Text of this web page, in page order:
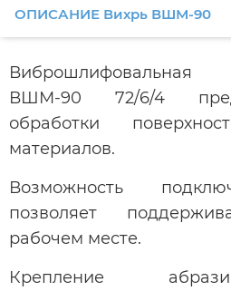
ОПИСАНИЕ Вихрь ВШМ-90
ВШМ-90 72/6/4
обработки
материалов.
Возможность
позволяет
рабочем месте.
Крепление